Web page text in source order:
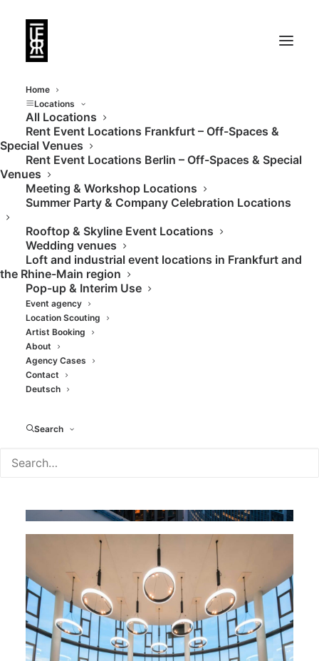
Home
Locations
All Locations
Rent Event Locations Frankfurt – Off-Spaces &
Special Venues
Rent Event Locations Berlin – Off-Spaces & Special
Venues
Meeting & Workshop Locations
Summer Party & Company Celebration Locations
Rooftop & Skyline Event Locations
Wedding venues
Loft and industrial event locations in Frankfurt and
the Rhine-Main region
Pop-up & Interim Use
Event agency
Location Scouting
Artist Booking
About
Agency Cases
Contact
Deutsch
Search
Above the roofs of
Frankfurt